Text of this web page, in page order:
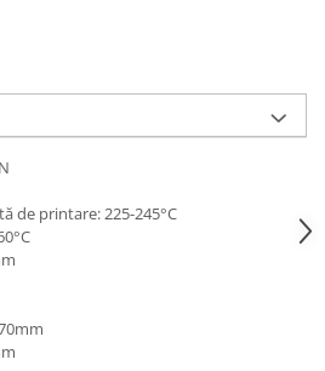
de printare: 225-245°C